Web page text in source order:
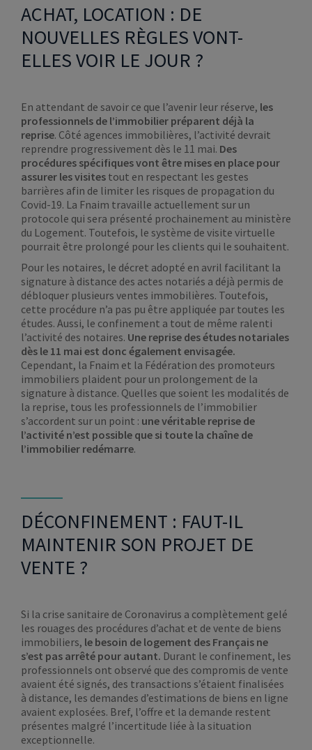
ACHAT, LOCATION : DE
NOUVELLES RÈGLES VONT-
ELLES VOIR LE JOUR ?
En attendant de savoir ce que l’avenir leur réserve, les
professionnels de l’immobilier préparent déjà la
reprise. Côté agences immobilières, l’activité devrait
reprendre progressivement dès le 11 mai. Des
procédures spécifiques vont être mises en place pour
assurer les visites tout en respectant les gestes
barrières afin de limiter les risques de propagation du
Covid-19. La Fnaim travaille actuellement sur un
protocole qui sera présenté prochainement au ministère
du Logement. Toutefois, le système de visite virtuelle
pourrait être prolongé pour les clients qui le souhaitent.
Pour les notaires, le décret adopté en avril facilitant la
signature à distance des actes notariés a déjà permis de
débloquer plusieurs ventes immobilières. Toutefois,
cette procédure n’a pas pu être appliquée par toutes les
études. Aussi, le confinement a tout de même ralenti
l’activité des notaires. Une reprise des études notariales
dès le 11 mai est donc également envisagée.
Cependant, la Fnaim et la Fédération des promoteurs
immobiliers plaident pour un prolongement de la
signature à distance. Quelles que soient les modalités de
la reprise, tous les professionnels de l’immobilier
s’accordent sur un point : une véritable reprise de
l’activité n’est possible que si toute la chaîne de
l’immobilier redémarre.
DÉCONFINEMENT : FAUT-IL
MAINTENIR SON PROJET DE
VENTE ?
Si la crise sanitaire de Coronavirus a complètement gelé
les rouages des procédures d’achat et de vente de biens
immobiliers, le besoin de logement des Français ne
s’est pas arrêté pour autant. Durant le confinement, les
professionnels ont observé que des compromis de vente
avaient été signés, des transactions s’étaient finalisées
à distance, les demandes d’estimations de biens en ligne
avaient explosées. Bref, l’offre et la demande restent
présentes malgré l’incertitude liée à la situation
exceptionnelle.